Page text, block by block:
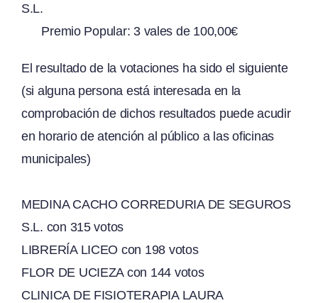
S.L.
Premio Popular: 3 vales de 100,00€
El resultado de la votaciones ha sido el siguiente
(si alguna persona está interesada en la
comprobación de dichos resultados puede acudir
en horario de atención al público a las oficinas
municipales)
MEDINA CACHO CORREDURIA DE SEGUROS
S.L. con 315 votos
LIBRERÍA LICEO con 198 votos
FLOR DE UCIEZA con 144 votos
CLINICA DE FISIOTERAPIA LAURA